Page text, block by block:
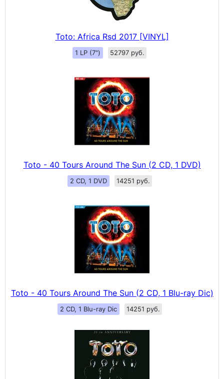
Toto: Africa Rsd 2017 [VINYL]
1 LP (7") 52797 руб.
Toto - 40 Tours Around The Sun (2 CD, 1 DVD)
2 CD, 1 DVD 14251 руб.
Toto - 40 Tours Around The Sun (2 CD, 1 Blu-ray Dic)
2 CD, 1 Blu-ray Dic 14251 руб.